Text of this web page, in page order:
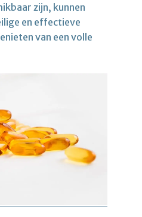
zijn, kunnen
en effectieve
van een volle